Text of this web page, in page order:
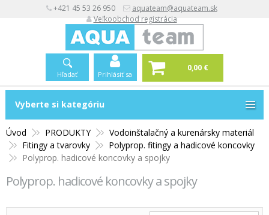
+421 45 53 26 950
aquateam@aquateam.sk
Veľkoobchod registrácia
Hľadať Prihlásiť sa
0,00 €
Vyberte si kategóriu
Úvod PRODUKTY
Vodoinštalačný a kurenársky materiál
Fitingy a tvarovky
Polyprop. fitingy a hadicové koncovky
Polyprop. hadicové koncovky a spojky
Polyprop. hadicové koncovky a spojky
Vyberte si kategóriu